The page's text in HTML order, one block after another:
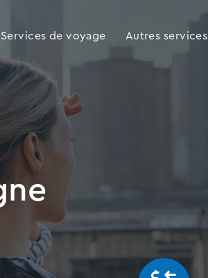
Services de voyage Autres services